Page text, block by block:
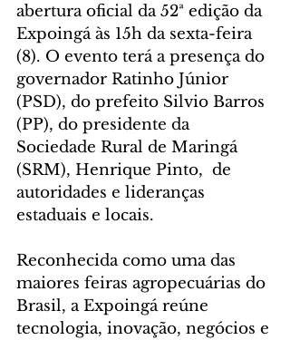
abertura oficial da 52ª edição da
Expoingá às 15h da sexta-feira
(8). O evento terá a presença do
governador Ratinho Júnior
(PSD), do prefeito Silvio Barros
(PP), do presidente da
Sociedade Rural de Maringá
(SRM), Henrique Pinto,  de
autoridades e lideranças
estaduais e locais.
Reconhecida como uma das
maiores feiras agropecuárias do
Brasil, a Expoingá reúne
tecnologia, inovação, negócios e